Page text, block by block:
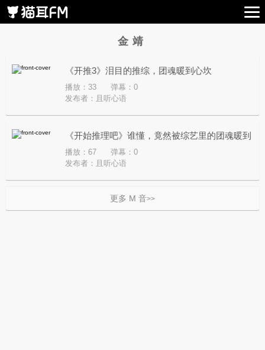
金靖
《开推3》泪目的推综，团魂暖到心坎
播放：33
弹幕：0
发布者： 且听心语
《开始推理吧》谁懂，竟然被综艺里的团魂暖到
了
播放：67
弹幕：0
发布者： 且听心语
更多 M 音>>